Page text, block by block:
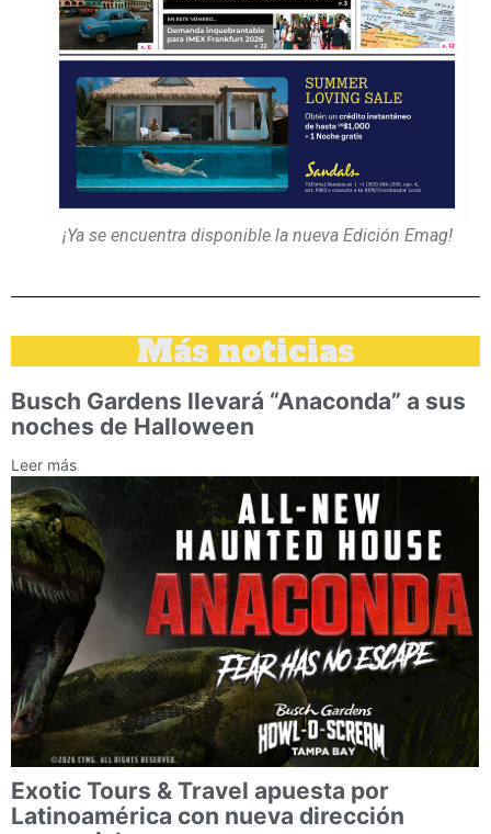
¡Ya se encuentra disponible la nueva Edición Emag!
Más noticias
Busch Gardens llevará “Anaconda” a sus
noches de Halloween
Leer más
Exotic Tours & Travel apuesta por
Latinoamérica con nueva dirección